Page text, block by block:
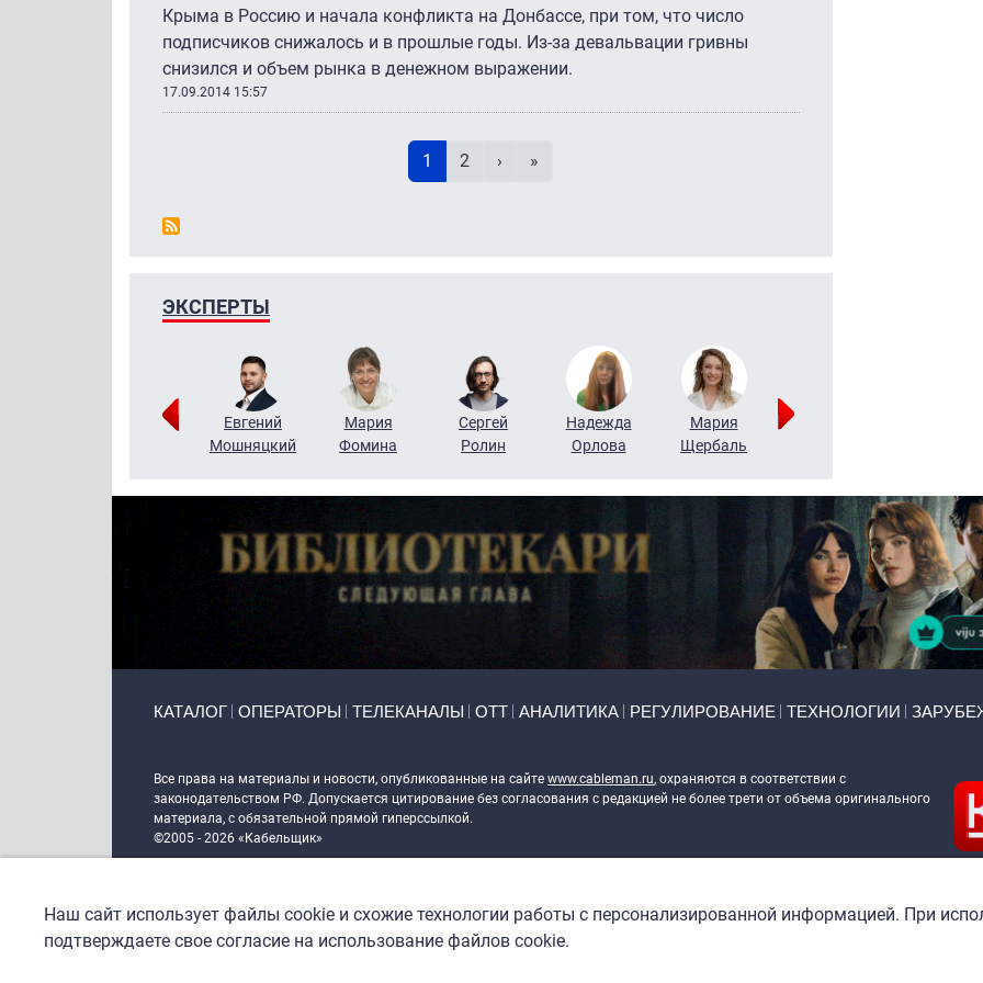
Крыма в Россию и начала конфликта на Донбассе, при том, что число
подписчиков снижалось и в прошлые годы. Из-за девальвации гривны
снизился и объем рынка в денежном выражении.
17.09.2014 15:57
Текущая страница
1 Page
2 Следующая страница
› Последняя страница
»
ЭКСПЕРТЫ
Виктор
Евгений
Мошняцкий
Мария
Фомина
Сергей
Ролин
Надежда
Орлова
Мария
Щербаль
КАТАЛОГ ОПЕРАТОРЫ ТЕЛЕКАНАЛЫ ОТТ АНАЛИТИКА РЕГУЛИРОВАНИЕ ТЕХНОЛОГИИ
Все права на материалы и новости, опубликованные на сайте www.cableman.ru, охраняются в соответствии с
законодательством РФ. Допускается цитирование без согласования с редакцией не более трети от объема оригинального
материала, с обязательной прямой гиперссылкой.
©2005 - 2026 «Кабельщик»
DrupalCoder — поддержка сайта c 2017 года
Наш сайт использует файлы cookie и схожие технологии работы с персонализированной информацией. При
подтверждаете свое согласие на использование файлов cookie.